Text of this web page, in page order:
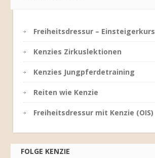
Freiheitsdressur – Einsteigerkurs
Kenzies Zirkuslektionen
Kenzies Jungpferdetraining
Reiten wie Kenzie
Freiheitsdressur mit Kenzie (OIS)
FOLGE KENZIE